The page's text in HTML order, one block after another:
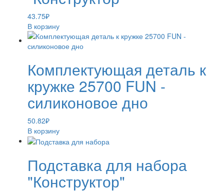
43.75₽
В корзину
Комплектующая деталь к
кружке 25700 FUN -
силиконовое дно
50.82₽
В корзину
Подставка для набора
"Конструктор"